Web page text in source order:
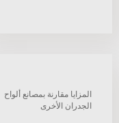
المزايا مقارنة بمصانع ألواح
الجدران الأخرى